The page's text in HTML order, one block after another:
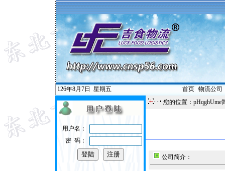
126年8月7日 星期五 首页| 物流公司
用户名：
密 码：
您的位置：pHqghUme
公司简介：